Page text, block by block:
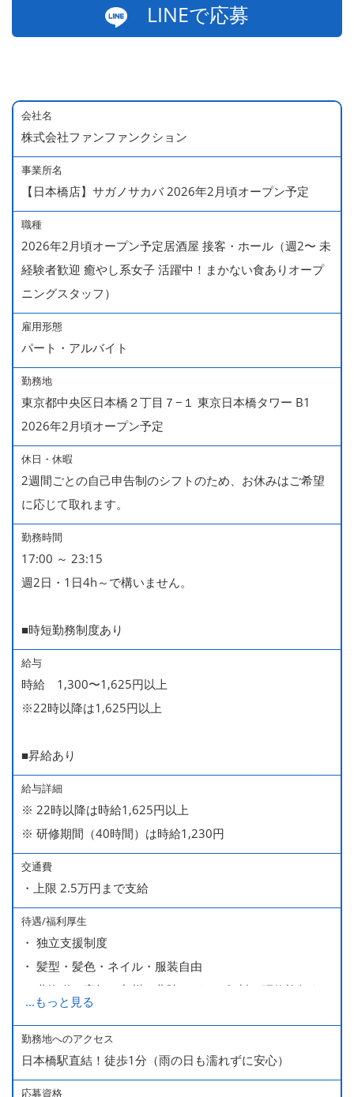
LINEで応募
会社名
株式会社ファンファンクション
事業所名
【日本橋店】サガノサカバ 2026年2月頃オープン予定
職種
2026年2月頃オープン予定居酒屋 接客・ホール（週2〜 未
経験者歓迎 癒やし系女子 活躍中！まかない食ありオープ
ニングスタッフ）
雇用形態
パート・アルバイト
勤務地
東京都中央区日本橋２丁目７−１ 東京日本橋タワー B1
2026年2月頃オープン予定
休日・休暇
2週間ごとの自己申告制のシフトのため、お休みはご希望
に応じて取れます。
勤務時間
17:00 ～ 23:15
週2日・1日4h～で構いません。
■時短勤務制度あり
給与
時給 1,300〜1,625円以上
※22時以降は1,625円以上
■昇給あり
給与詳細
※ 22時以降は時給1,625円以上
※ 研修期間（40時間）は時給1,230円
交通費
・上限 2.5万円まで支給
待遇/福利厚生
・ 独立支援制度
・ 髪型・髪色・ネイル・服装自由
・ 北海道や高知、九州、北陸などへの無料の研修旅行あり
ます
・ 無料の美味しい まかない食 あり
...もっと見る
勤務地へのアクセス
日本橋駅直結！徒歩1分（雨の日も濡れずに安心）
応募資格